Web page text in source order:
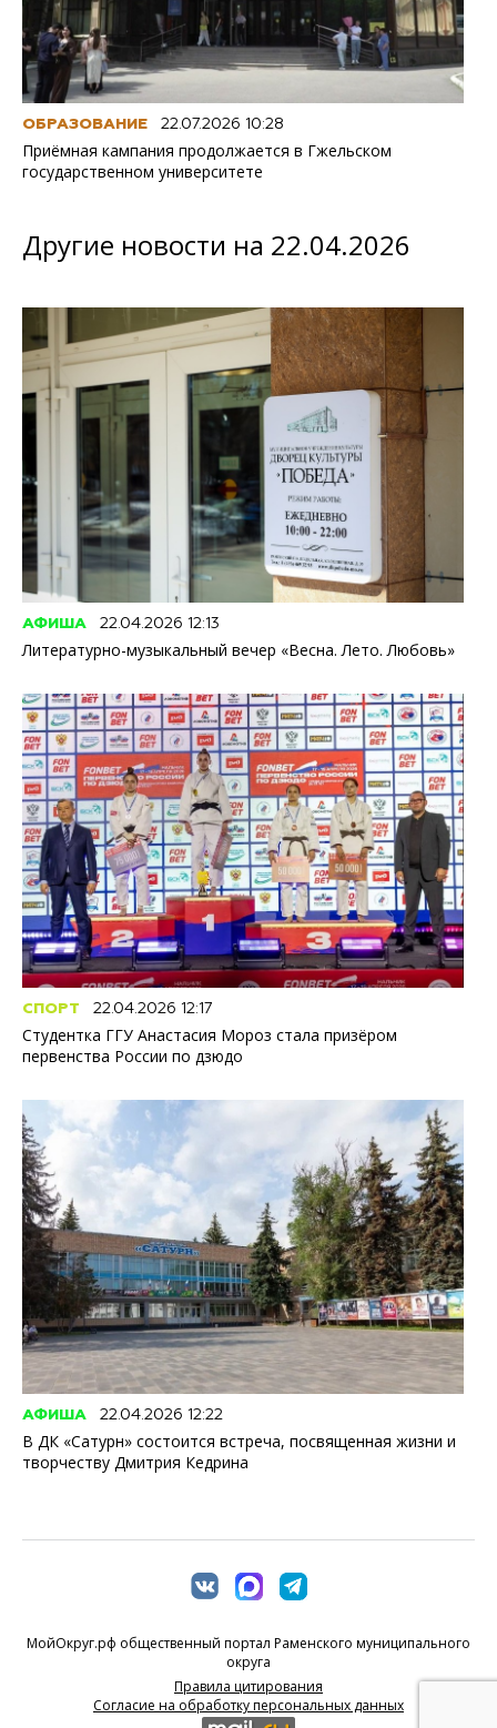
ОБРАЗОВАНИЕ 22.07.2026 10:28
Приёмная кампания продолжается в Гжельском
государственном университете
Другие новости на 22.04.2026
АФИША 22.04.2026 12:13
Литературно-музыкальный вечер «Весна. Лето. Любовь»
СПОРТ 22.04.2026 12:17
Студентка ГГУ Анастасия Мороз стала призёром
первенства России по дзюдо
АФИША 22.04.2026 12:22
В ДК «Сатурн» состоится встреча, посвященная жизни и
творчеству Дмитрия Кедрина
МойОкруг.рф общественный портал Раменского муниципального
округа
Правила цитирования
Согласие на обработку персональных данных